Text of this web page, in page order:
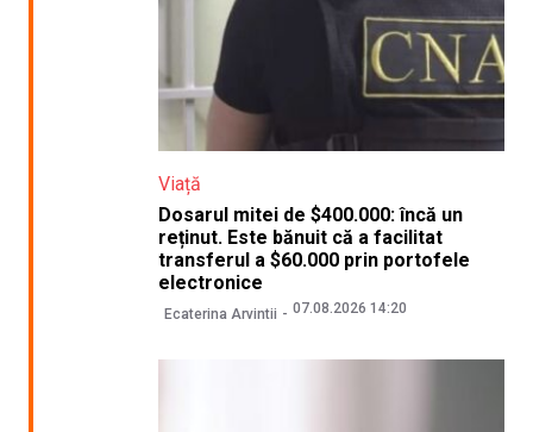
Viață
Dosarul mitei de $400.000: încă un
reținut. Este bănuit că a facilitat
transferul a $60.000 prin portofele
electronice
Ecaterina Arvintii 07.08.2026 14:20